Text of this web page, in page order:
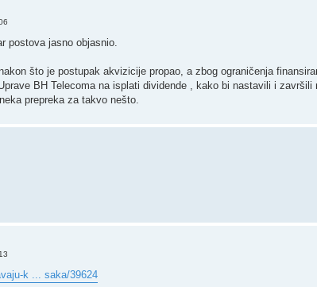
postova jasno objasnio.
što je postupak akvizicije propao, a zbog ograničenja
BH Telecoma na isplati dividende , kako bi nastavili i
prepreka za takvo nešto.
k ... saka/39624